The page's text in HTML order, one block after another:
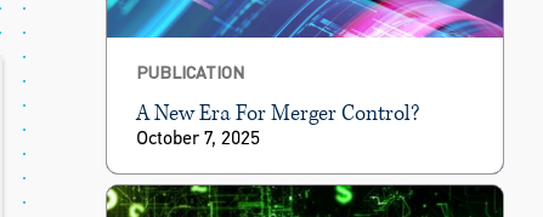
PUBLICATION
A New Era For Merger Control?
October 7, 2025